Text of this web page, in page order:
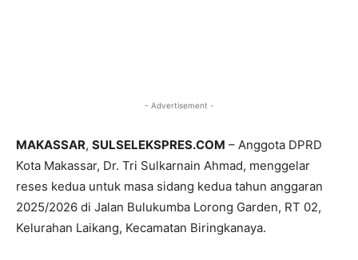
- Advertisement -
MAKASSAR, SULSELEKSPRES.COM – Anggota DPRD
Kota Makassar, Dr. Tri Sulkarnain Ahmad, menggelar
reses kedua untuk masa sidang kedua tahun anggaran
2025/2026 di Jalan Bulukumba Lorong Garden, RT 02,
Kelurahan Laikang, Kecamatan Biringkanaya.